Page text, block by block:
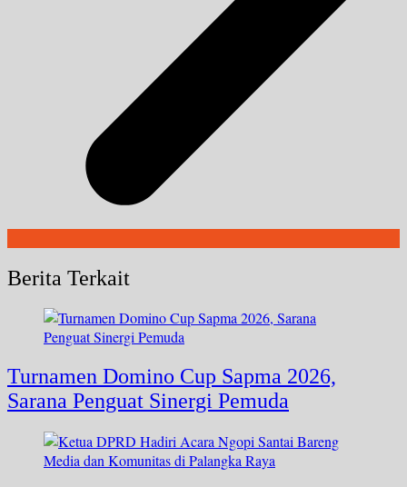
Berita Terkait
Turnamen Domino Cup Sapma 2026,
Sarana Penguat Sinergi Pemuda